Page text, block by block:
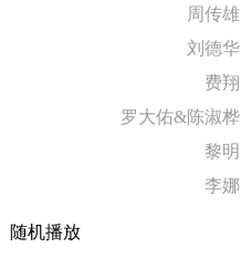
周传雄
刘德华
费翔
罗大佑&陈淑桦
黎明
李娜
随机播放